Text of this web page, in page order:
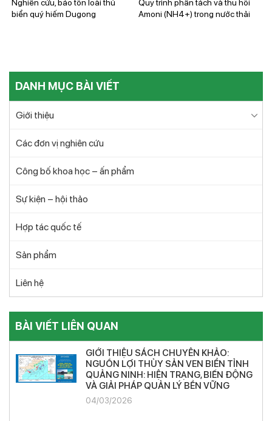
Nghiên cứu, bảo tồn loài thú
biển quý hiếm Dugong
Quy trình phân tách và thu hồi
Amoni (NH4+) trong nước thải
DANH MỤC BÀI VIẾT
Giới thiệu
Các đơn vị nghiên cứu
Công bố khoa học – ấn phẩm
Sự kiện – hội thảo
Hợp tác quốc tế
Sản phẩm
Liên hệ
BÀI VIẾT LIÊN QUAN
GIỚI THIỆU SÁCH CHUYÊN KHẢO:
NGUỒN LỢI THỦY SẢN VEN BIỂN TỈNH
QUẢNG NINH: HIỆN TRẠNG, BIẾN ĐỘNG
VÀ GIẢI PHÁP QUẢN LÝ BỀN VỮNG
04/03/2026